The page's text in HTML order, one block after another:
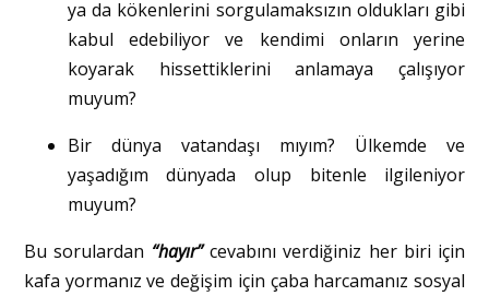
ya da kökenlerini sorgulamaksızın oldukları gibi
kabul edebiliyor ve kendimi onların yerine
koyarak hissettiklerini anlamaya çalışıyor
muyum?
Bir dünya vatandaşı mıyım? Ülkemde ve
yaşadığım dünyada olup bitenle ilgileniyor
muyum?
Bu sorulardan “hayır”cevabını verdiğiniz her biri için
kafa yormanız ve değişim için çaba harcamanız sosyal